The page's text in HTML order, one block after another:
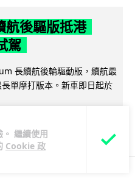
繼續使用
Cookie 政
後驅版抵港
駕
長續航後輪驅動版，續航最
單摩打版本。新車即日起於